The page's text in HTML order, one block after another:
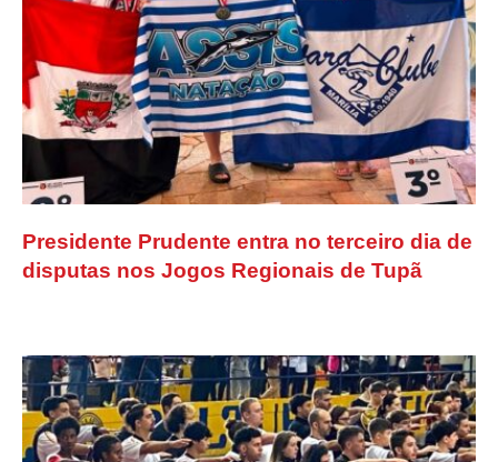
Presidente Prudente entra no terceiro dia de
disputas nos Jogos Regionais de Tupã